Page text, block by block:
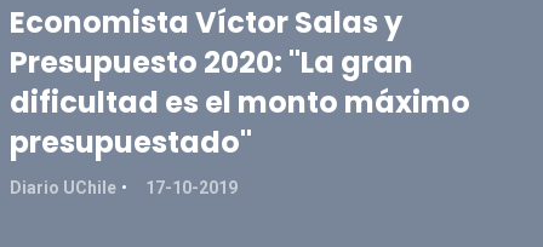
Economista Víctor Salas y
Presupuesto 2020: "La gran
dificultad es el monto máximo
presupuestado"
Diario UChile 17-10-2019